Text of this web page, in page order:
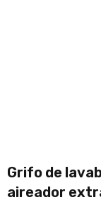
Grifo de
aireador